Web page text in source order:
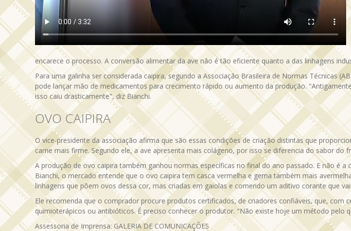
encarece o processo. A conversão alimentar da ave não é tão eficiente quanto a das linhagens
Para uma galinha ser considerada caipira, segundo a Associação Brasileira de Normas Técnicas
pode lançar mão de medicamentos para crecimento rápido ou aumento da produção.
isso caiu drasticamente", diz Bianchi.
OVO CAIPIRA
O vice-presidente da associação afirma que são essas condições de criação distintas que
carne mais firme. Segundo ele, a ave apresenta mais colágeno, por isso se diferencia do sabor do
A produção de ovo caipira também ganhou normas específicas no final do ano passado. E não é
Bianchi, o mercado entende que o ovo caipira tem casca vermelha e gema também mais
linhagens que põem ovos dessa cor, mas criadas em gaiolas e comendo um aditivo corante que
Ele recomenda que o comprador procure produtos certificados, de criadores confiáveis, que, com
quimioterápicos ou antibióticos. É preciso conhecer o produtor. "Não existe hoje um método pelo
Assessoria de Imprensa: GALERIA DE COMUNICAÇÕES